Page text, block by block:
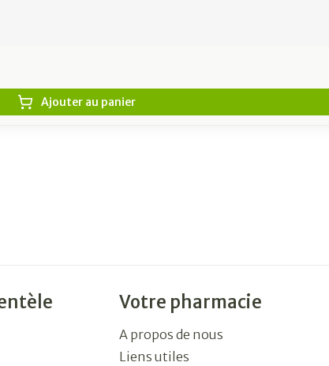
Ajouter au panier
Votre pharmacie
A propos de nous
Liens utiles